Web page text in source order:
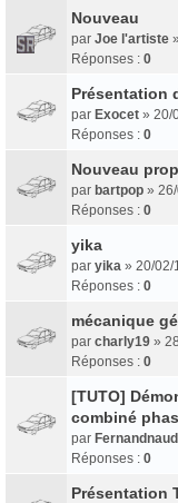
Nouveau
par Joe l'artiste
Réponses : 0
Présentation
par Exocet » 20/
Réponses : 0
Nouveau
par bartpop »
Réponses : 0
yika
par yika » 20/02/
Réponses : 0
mécanique
par charly19 »
Réponses : 0
[TUTO]
combiné
par
Réponses : 0
Présentation